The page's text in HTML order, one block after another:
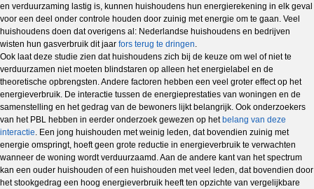
en verduurzaming lastig is, kunnen huishoudens hun energierekening in elk geval
voor een deel onder controle houden door zuinig met energie om te gaan. Veel
huishoudens doen dat overigens al: Nederlandse huishoudens en bedrijven
wisten hun gasverbruik dit jaar fors terug te dringen.
Ook laat deze studie zien dat huishoudens zich bij de keuze om wel of niet te
verduurzamen niet moeten blindstaren op alleen het energielabel en de
theoretische opbrengsten. Andere factoren hebben een veel groter effect op het
energieverbruik. De interactie tussen de energieprestaties van woningen en de
samenstelling en het gedrag van de bewoners lijkt belangrijk. Ook onderzoekers
van het PBL hebben in eerder onderzoek gewezen op het belang van deze
interactie. Een jong huishouden met weinig leden, dat bovendien zuinig met
energie omspringt, hoeft geen grote reductie in energieverbruik te verwachten
wanneer de woning wordt verduurzaamd. Aan de andere kant van het spectrum
kan een ouder huishouden of een huishouden met veel leden, dat bovendien door
het stookgedrag een hoog energieverbruik heeft ten opzichte van vergelijkbare